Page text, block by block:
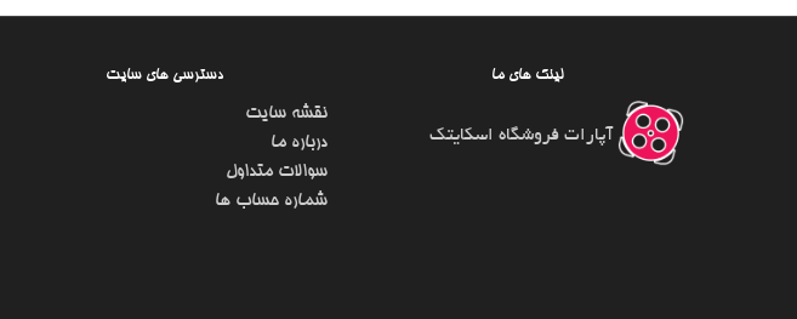
دسترسی های سایت
نقشه سایت
درباره ما
سوالات متداول
شماره حساب ها
لینک های ما
آپارات فروشگاه اسکایتک